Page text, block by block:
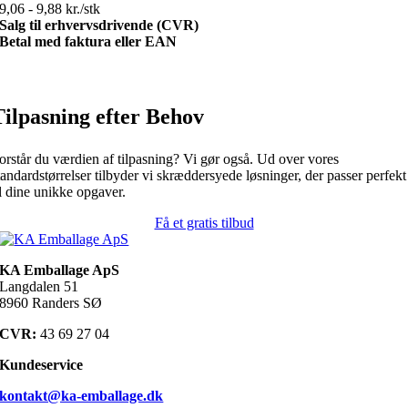
9,06 - 9,88 kr./stk
Salg til erhvervsdrivende (CVR)
Betal med faktura eller EAN
efter Behov
du værdien af tilpasning? Vi gør også. Ud over vores
tilbyder vi skræddersyede løsninger, der passer perfekt
dine unikke opgaver.
Få et gratis tilbud
KA Emballage ApS
Langdalen 51
8960 Randers SØ
CVR: 43 69 27 04
Kundeservice
kontakt@ka-emballage.dk